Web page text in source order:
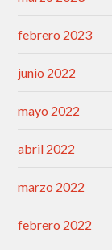
febrero 2023
junio 2022
mayo 2022
abril 2022
marzo 2022
febrero 2022